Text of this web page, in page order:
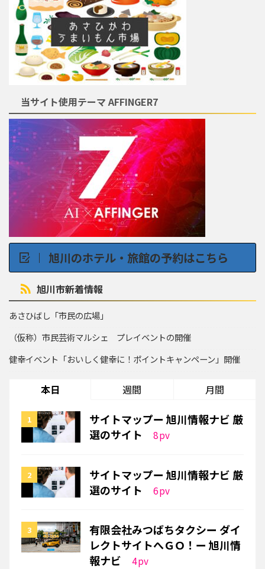
当サイト使用テーマ AFFINGER7
旭川のホテル・旅館の予約はこちら
旭川市新着情報
あさひばし「市民の広場」
（仮称）市民芸術マルシェ プレイベントの開催
健幸イベント「おいしく健幸に！ポイントキャンペーン」開催
本日 週間 月間
サイトマップー 旭川情報ナビ 厳
選のサイト
8pv
サイトマップー 旭川情報ナビ 厳
選のサイト
6pv
有限会社みつばちタクシー ダイ
レクトサイトへＧＯ！ー 旭川情
報ナビ
4pv